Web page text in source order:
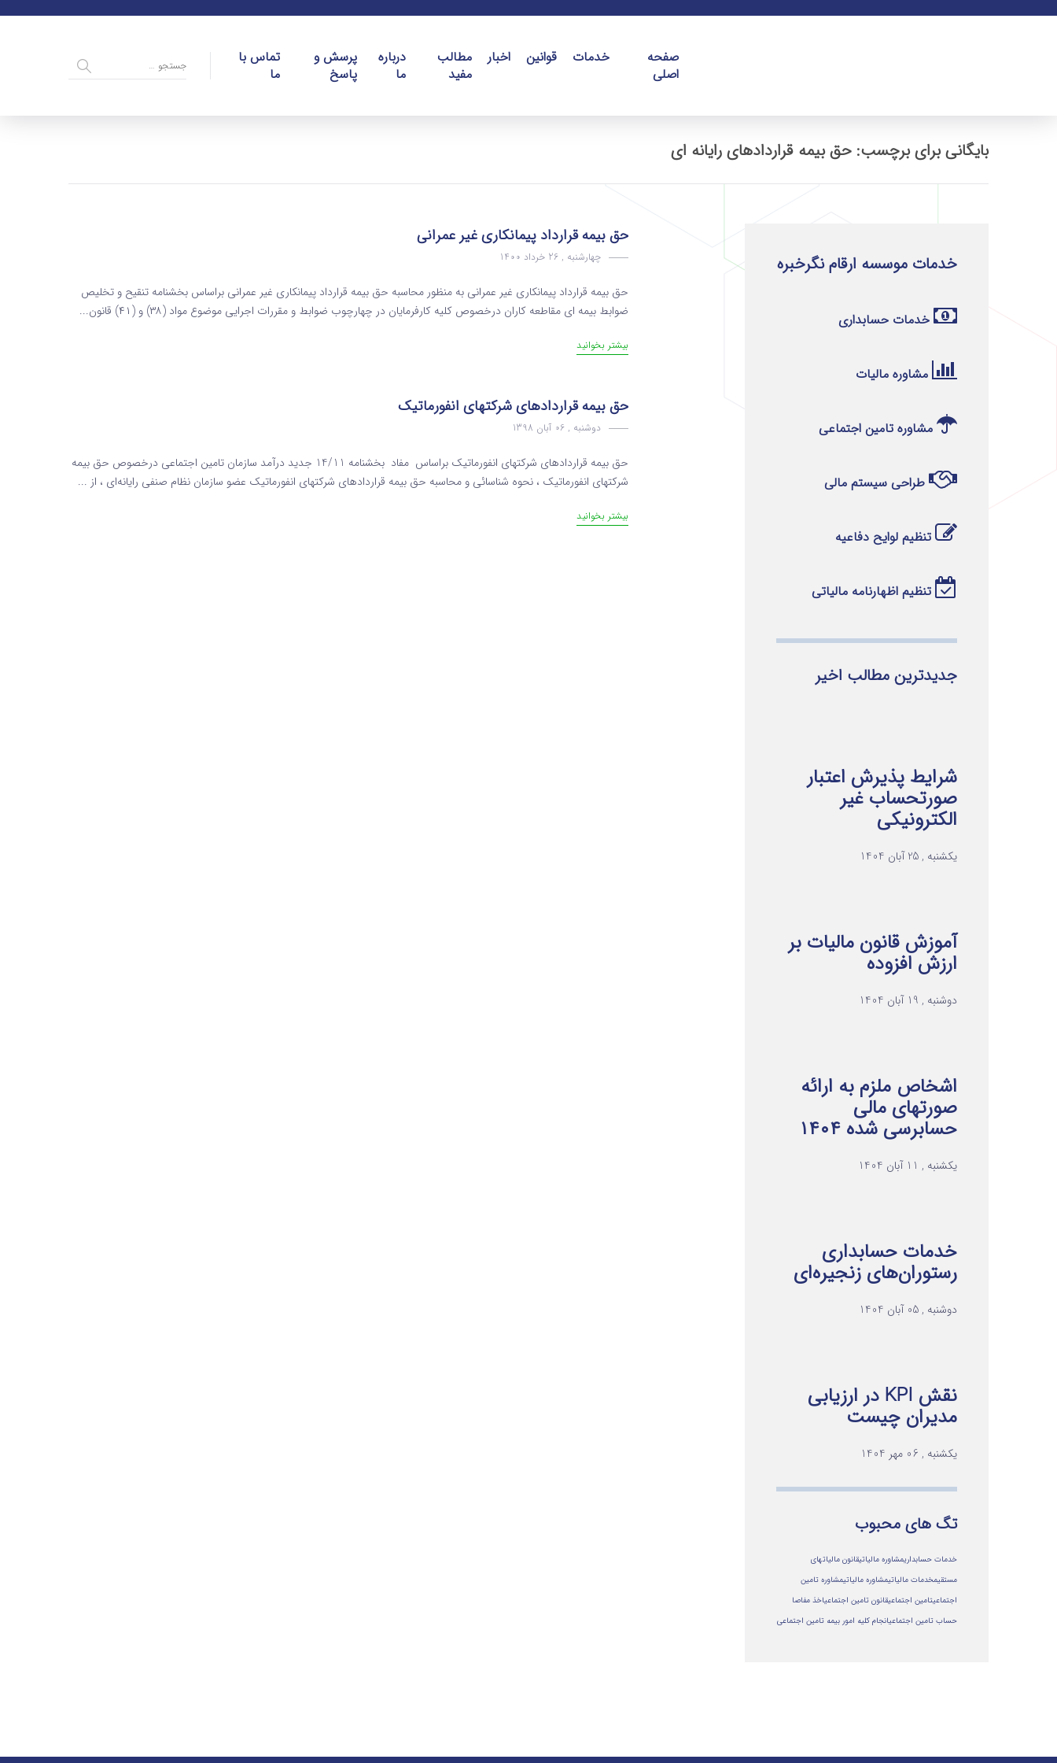
صفحه
اصلی
خدمات قوانین اخبار
مطالب
مفید
درباره
ما
پرسش و
پاسخ
تماس با
ما
بایگانی برای برچسب: حق بیمه قراردادهای رایانه ای
حق بیمه قرارداد پیمانکاری غیر عمرانی
چهارشنبه , 26 خرداد 1400
حق بیمه قرارداد پیمانکاری غیر عمرانی به منظور محاسبه حق بیمه قرارداد پیمانکاری غیر عمرانی براساس بخشنامه تنقیح و تخلیص
ضوابط بیمه ای مقاطعه کاران درخصوص کلیه کارفرمایان در چهارچوب ضوابط و مقررات اجرایی موضوع مواد (۳۸) و (۴۱) قانون...
بیشتر بخوانید
حق بیمه قراردادهای شرکتهای انفورماتیک
دوشنبه , 06 آبان 1398
حق بیمه قراردادهای شرکتهای انفورماتیک براساس مفاد بخشنامه 14/11 جدید درآمد سازمان تامین اجتماعی درخصوص حق بیمه
شرکتهای انفورماتیک ، نحوه شناسائی و محاسبه حق بیمه قراردادهای شرکتهای انفورماتیک عضو سازمان نظام صنفی رایانه‌ای ، از ...
بیشتر بخوانید
خدمات موسسه ارقام نگرخبره
خدمات حسابداری
مشاوره مالیات
مشاوره تامین اجتماعی
طراحی سیستم مالی
تنظیم لوایح دفاعیه
تنظیم اظهارنامه مالیاتی
جدیدترین مطالب اخیر
شرایط پذیرش اعتبار
صورتحساب غیر
الکترونیکی
یکشنبه , 25 آبان 1404
آموزش قانون مالیات بر
ارزش افزوده
دوشنبه , 19 آبان 1404
اشخاص ملزم به ارائه
صورتهای مالی
حسابرسی شده ۱۴۰۴
یکشنبه , 11 آبان 1404
خدمات حسابداری
رستوران‌های زنجیره‌ای
دوشنبه , 05 آبان 1404
نقش KPI در ارزیابی
مدیران چیست
یکشنبه , 06 مهر 1404
تگ های محبوب
خدمات حسابداریمشاوره مالیاتیقانون مالیاتهای
مستقیمخدمات مالیاتیمشاوره مالياتيمشاوره تامین
اجتماعیتامین اجتماعیقانون تامین اجتماعیاخذ مفاصا
حساب تامین اجتماعیانجام کلیه امور بیمه تامین اجتماعی